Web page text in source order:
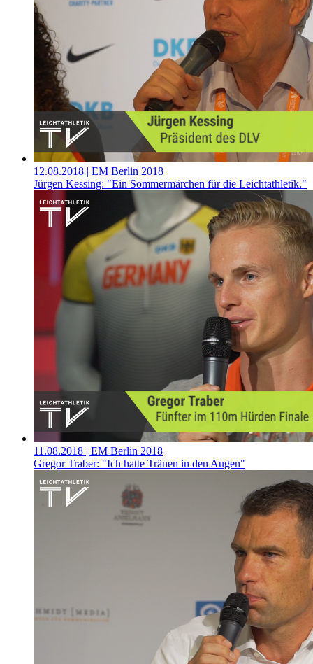
12.08.2018 | EM Berlin 2018
Jürgen Kessing: "Ein Sommermärchen für die Leichtathletik."
11.08.2018 | EM Berlin 2018
Gregor Traber: "Ich hatte Tränen in den Augen"